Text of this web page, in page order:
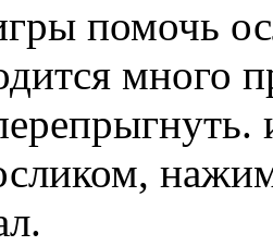
помочь
много